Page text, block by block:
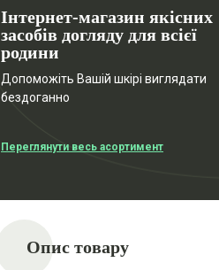
Інтернет-магазин якісних
засобів догляду для всієї
родини
Допоможіть Вашій шкірі виглядати
бездоганно
Переглянути весь асортимент
Опис товару